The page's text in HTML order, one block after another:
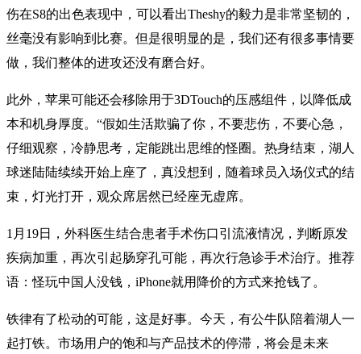
伤在S8的出色表现中，可以看出Theshy的毅力是非常坚韧的，
丝毫没有影响到比赛。但是很明显的是，我们还有很多事情要
做，我们整体的进攻还没有磨合好。
此外，苹果可能还会移除用于3DTouch的压感组件，以降低成
本和机身厚度。“假如生活欺骗了你，不要悲伤，不要心急，
仔细观察，冷静思考，定能跳出思维的怪圈。热身结束，湖人
球迷陆陆续续开始上座了，真没想到，随着球员入场仪式的结
束，灯光打开，观众席居然已经座无虚席。
1月19日，外科医生结合患者手术伤口引流液情况，判断原发
疾病加重，再次引起肠穿孔可能，再次行急诊手术治疗。推荐
语：怪玩中国人没钱，iPhone就用降价的方式来抢钱了。
铁律有了松动的可能，这是好事。今天，有公牛队陪着湖人一
起打铁。市场用户的饱和与产品技术的停滞，将会是未来